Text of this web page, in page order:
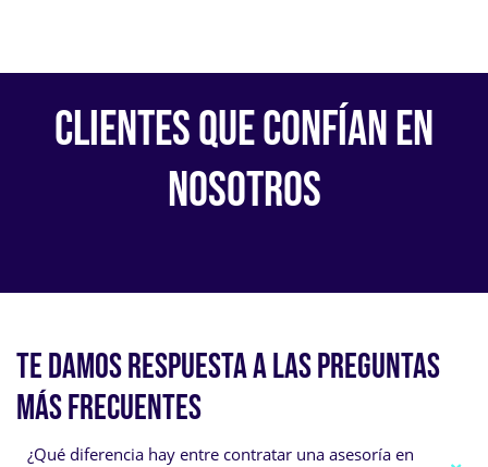
CLIENTES QUE CONFÍAN EN
NOSOTROS
TE DAMOS RESPUESTA A LAS PREGUNTAS
MÁS FRECUENTES
¿Qué diferencia hay entre contratar una asesoría en